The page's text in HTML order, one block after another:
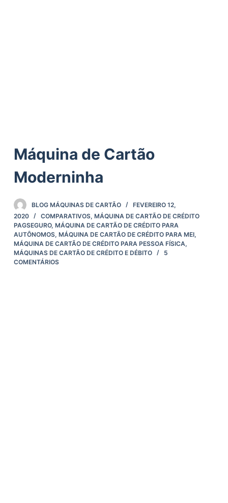
Máquina de Cartão
Moderninha
BLOG MÁQUINAS DE CARTÃO
FEVEREIRO 12,
2020
COMPARATIVOS, MÁQUINA DE CARTÃO DE CRÉDITO
PAGSEGURO, MÁQUINA DE CARTÃO DE CRÉDITO PARA
AUTÔNOMOS, MÁQUINA DE CARTÃO DE CRÉDITO PARA MEI,
MÁQUINA DE CARTÃO DE CRÉDITO PARA PESSOA FÍSICA,
MÁQUINAS DE CARTÃO DE CRÉDITO E DÉBITO
5
COMENTÁRIOS